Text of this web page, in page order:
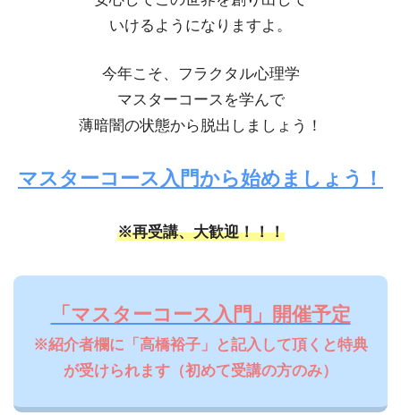
いけるようになりますよ。
今年こそ、フラクタル心理学
マスターコースを学んで
薄暗闇の状態から脱出しましょう！
マスターコース入門から始めましょう！
※再受講、大歓迎！！！
「マスターコース入門」開催予定
※紹介者欄に「高橋裕子」と記入して頂くと特典
が受けられます（初めて受講の方のみ）